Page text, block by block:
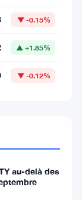
▼ -0.15%
▲ +1.85%
▼ -0.12%
au-delà des